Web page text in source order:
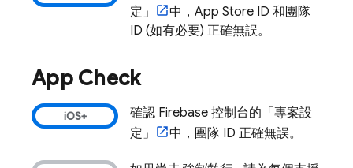
定」
中，App Store ID 和團隊
ID (如有必要) 正確無誤。
App Check
確認 Firebase 控制台的「專案設
定」
中，團隊 ID 正確無誤。